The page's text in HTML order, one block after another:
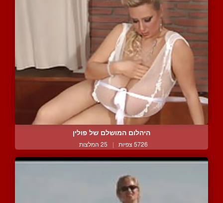
היהלום המושלם של פולין
5726 צפיות | 25 המלצות